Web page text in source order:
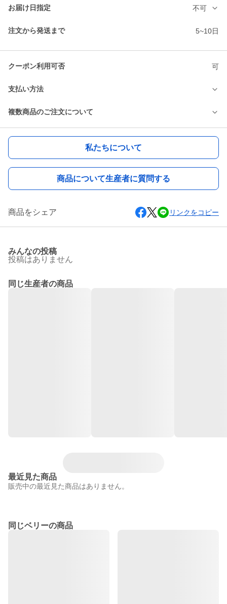
お届け日指定 不可
注文から発送まで 5~10日
クーポン利用可否 可
支払い方法
複数商品のご注文について
私たちについて
商品について生産者に質問する
商品をシェア リンクをコピー
みんなの投稿
投稿はありません
同じ生産者の商品
最近見た商品
販売中の最近見た商品はありません。
同じベリーの商品